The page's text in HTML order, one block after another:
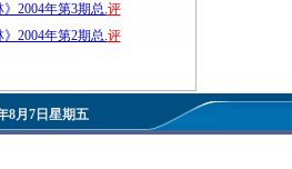
》2004年第3期总.评
》2004年第2期总.评
8月7日星期五